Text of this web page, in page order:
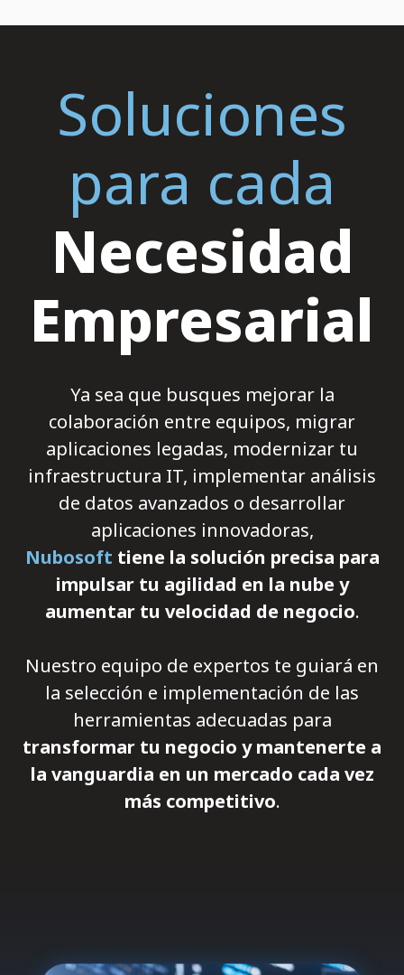
Soluciones
para cada
Necesidad
Empresarial
Ya sea que busques mejorar la
colaboración entre equipos, migrar
aplicaciones legadas, modernizar tu
infraestructura IT, implementar análisis
de datos avanzados o desarrollar
aplicaciones innovadoras,
Nubosoft tiene la solución precisa para
impulsar tu agilidad en la nube y
aumentar tu velocidad de negocio.
Nuestro equipo de expertos te guiará en
la selección e implementación de las
herramientas adecuadas para
transformar tu negocio y mantenerte a
la vanguardia en un mercado cada vez
más competitivo.